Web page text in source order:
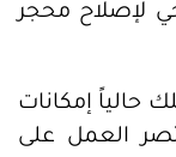
لإصلاح محجر
حالياً إمكانات
العمل على